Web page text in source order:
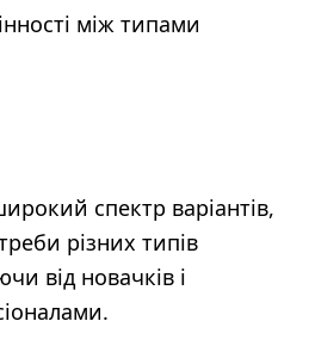
між типами
спектр варіантів,
різних типів
від новачків і